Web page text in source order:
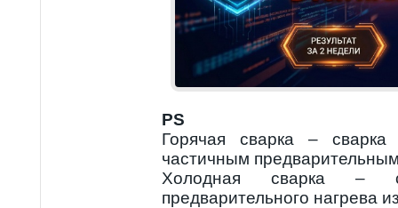
PS
Горячая сварка –
частичным
Холодная сварка –
предварительного нагрева